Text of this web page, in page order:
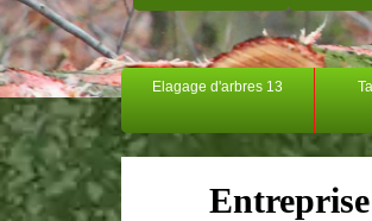
Elagage d'arbres 13